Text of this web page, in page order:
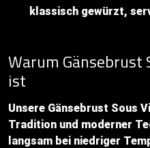
klassisch gewürzt,
Warum Gänsebrust
ist
Unsere Gänsebrust Sous
Tradition und moderner
langsam bei niedriger